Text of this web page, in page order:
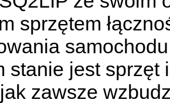
sprzętem
stanie jest sprzęt
zawsze